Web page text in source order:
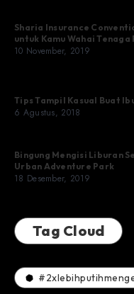
Sharia Insurance
untuk Kamu Wahai
10 November, 2019
Tips Tampil Kasual Buat
6 Agustus, 2018
Bingung Mengisi Liburan
Urban Adventure Park
18 Desember, 2019
Tag Cloud